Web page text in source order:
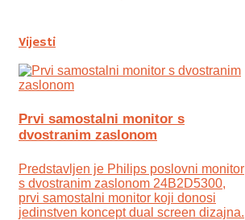
Vijesti
Prvi samostalni monitor s
dvostranim zaslonom
Predstavljen je Philips poslovni monitor
s dvostranim zaslonom 24B2D5300,
prvi samostalni monitor koji donosi
jedinstven koncept dual screen dizajna.